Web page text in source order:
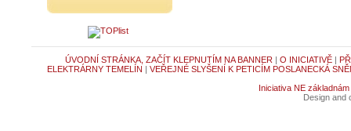
ÚVODNÍ STRÁNKA, ZAČÍT KLEPNUTÍM NA BANNER | O INICIATIVĚ|
ELEKTRÁRNY TEMELÍN | VEŘEJNÉ SLYŠENÍ K PETICÍM POSLANECKÁ
Iniciativa NE základnám
Design and